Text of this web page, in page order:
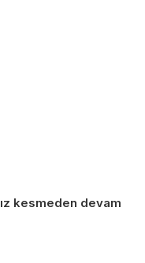
kesmeden devam